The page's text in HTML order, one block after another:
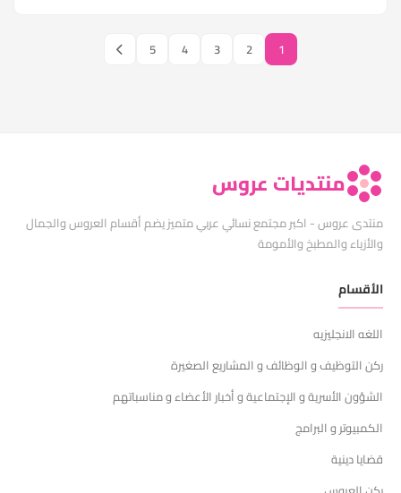
1
2
3
4
5
منتديات عروس
منتدى عروس - اكبر مجتمع نسائي عربي متميز يضم أقسام العروس والجمال
والأزياء والمطبخ والأمومة
الأقسام
اللغه الانجليزيه
ركن التوظيف و الوظائف و المشاريع الصغيرة
الشؤون الأسرية و الإجتماعية و أخبار الأعضاء و مناسباتهم
الكمبيوتر و البرامج
قضايا دينية